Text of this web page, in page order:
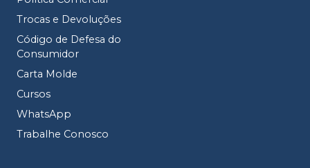
Trocas e Devoluções
Código de Defesa do
Consumidor
Carta Molde
Cursos
WhatsApp
Trabalhe Conosco